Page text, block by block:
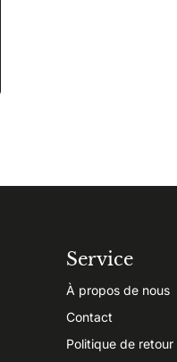
Service
À propos de nous
Contact
Politique de retour